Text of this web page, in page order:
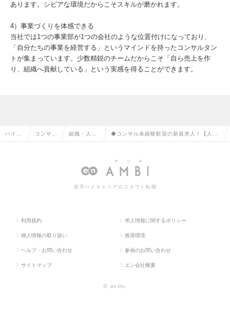
あります。シビアな環境だからこそスキルが磨かれます。
4）事業づくりを体感できる
当社では1つの事業部が1つの会社のような位置付けになっており、
「自分たちの事業を経営する」というマインドを持ったコンサルタン
トが集まっています。少数精鋭のチームだからこそ「自ら売上を作
り、組織へ貢献している」という実感を得ることができます。
ハイク コンサル 組織・人事
ントの転職
◆コンサル未経験歓迎の新規求人！【人
主義による中期的な支援の求人情報
若手ハイキャリアのスカウト転職
利用規約 求人情報に関するポリシー
個人情報の取り扱い 推奨環境
ヘルプ・お問い合わせ 参画のお問い合わせ
サイトマップ エン会社概要
© en Inc.